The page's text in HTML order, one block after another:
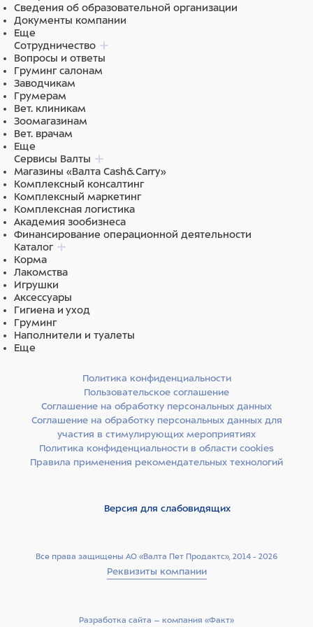
Сведения об образовательной организации
Документы компании
Еще
Сотрудничество
Вопросы и ответы
Груминг салонам
Заводчикам
Грумерам
Вет. клиникам
Зоомагазинам
Вет. врачам
Еще
Сервисы Валты
Магазины «Валта Cash&Carry»
Комплексный консалтинг
Комплексный маркетинг
Комплексная логистика
Академия зообизнеса
Финансирование операционной деятельности
Каталог
Корма
Лакомства
Игрушки
Аксессуары
Гигиена и уход
Груминг
Наполнители и туалеты
Еще
Все права защищены АО «Валта Пет Продактс», 2014 - 2026
Реквизиты компании
Политика конфиденциальности
Пользовательское соглашение
Соглашение на обработку персональных данных
Соглашение на обработку персональных данных для
участия в стимулирующих мероприятиях
Политика конфиденциальности в области cookies
Правила применения рекомендательных технологий
Версия для слабовидящих
Разработка сайта –­ компания «Факт»